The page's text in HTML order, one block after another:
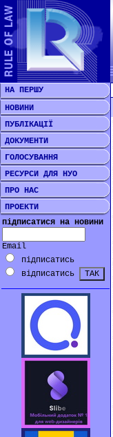
НА ПЕРШУ
НОВИНИ
ПУБЛІКАЦІЇ
ДОКУМЕНТИ
ГОЛОСУВАННЯ
РЕСУРСИ ДЛЯ НУО
ПРО НАС
ПРОЕКТИ
підписатися на новини
Email
підписатись
відписатись